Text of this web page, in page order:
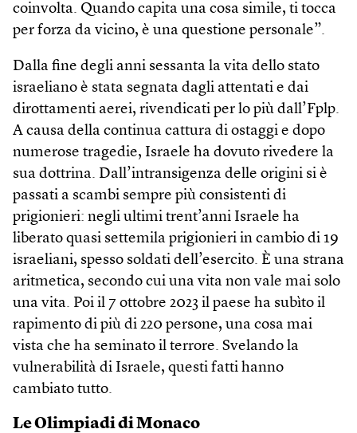
coinvolta. Quando capita una cosa simile, ti tocca
per forza da vicino, è una questione personale”.
Dalla fine degli anni sessanta la vita dello stato
israeliano è stata segnata dagli attentati e dai
dirottamenti aerei, rivendicati per lo più dall’Fplp.
A causa della continua cattura di ostaggi e dopo
numerose tragedie, Israele ha dovuto rivedere la
sua dottrina. Dall’intransigenza delle origini si è
passati a scambi sempre più consistenti di
prigionieri: negli ultimi trent’anni Israele ha
liberato quasi settemila prigionieri in cambio di 19
israeliani, spesso soldati dell’esercito. È una strana
aritmetica, secondo cui una vita non vale mai solo
una vita. Poi il 7 ottobre 2023 il paese ha subìto il
rapimento di più di 220 persone, una cosa mai
vista che ha seminato il terrore. Svelando la
vulnerabilità di Israele, questi fatti hanno
cambiato tutto.
Le Olimpiadi di Monaco